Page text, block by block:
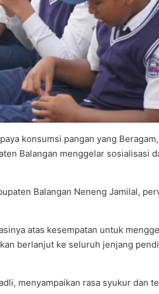
konsumsi pangan yang
Balangan menggelar sosialisasi
Balangan Neneng Jamilal,
atas kesempatan untuk
berlanjut ke seluruh jenjang
menyampaikan rasa syukur dan